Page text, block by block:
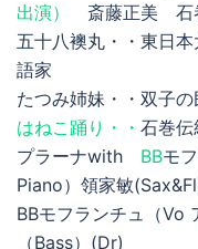
出演） 斎藤正美 石
五十八襖丸・・東日
語家
たつみ姉妹・・双子
はねこ踊り・・ 石巻
プラーナwith BBモ
Piano）領家敏
BBモフランチュ（Vo
（Bass）(Dr)